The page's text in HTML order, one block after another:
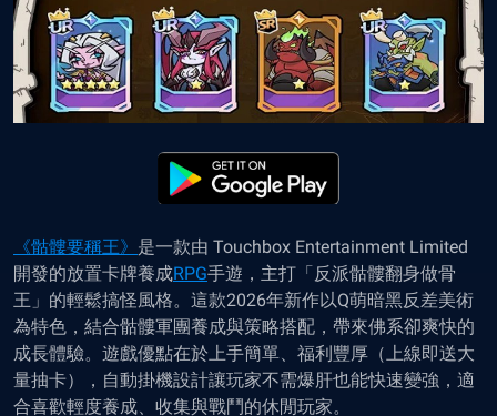
《骷髏要稱王》 是一款由 Touchbox Entertainment Limited
開發的放置卡牌養成RPG手遊，主打「反派骷髏翻身做骨
王」的輕鬆搞怪風格。這款2026年新作以Q萌暗黑反差美術
為特色，結合骷髏軍團養成與策略搭配，帶來佛系卻爽快的
成長體驗。遊戲優點在於上手簡單、福利豐厚（上線即送大
量抽卡），自動掛機設計讓玩家不需爆肝也能快速變強，適
合喜歡輕度養成、收集與戰鬥的休閒玩家。